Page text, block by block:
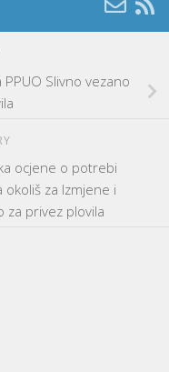
Slivno vezano
ocjene o potrebi
za Izmjene i
za privez plovila